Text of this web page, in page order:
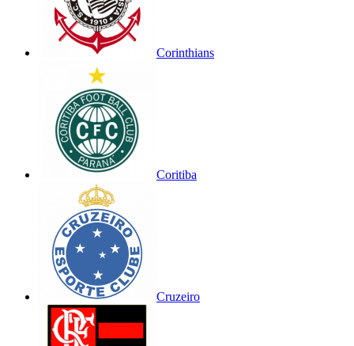
Corinthians
Coritiba
Cruzeiro